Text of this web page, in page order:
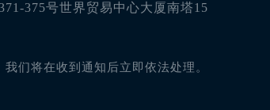
375号世界贸易中心大厦南塔15
们将在收到通知后立即依法处理。